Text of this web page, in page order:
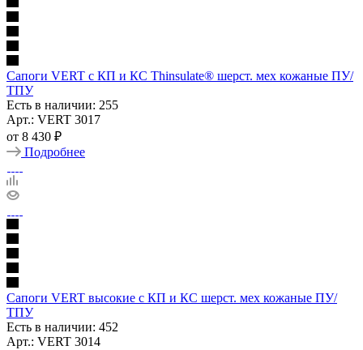
Сапоги VERT с КП и КС Thinsulate® шерст. мех кожаные ПУ/
ТПУ
Есть в наличии: 255
Арт.: VERT 3017
от 8 430 ₽
Подробнее
Сапоги VERT высокие с КП и КС шерст. мех кожаные ПУ/
ТПУ
Есть в наличии: 452
Арт.: VERT 3014